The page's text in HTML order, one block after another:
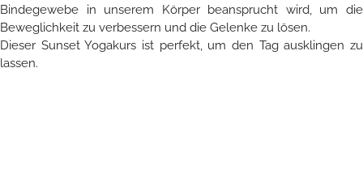
Bindegewebe in unserem Körper beansprucht wird, um die
Beweglichkeit zu verbessern und die Gelenke zu lösen.
Dieser Sunset Yogakurs ist perfekt, um den Tag ausklingen zu
lassen.